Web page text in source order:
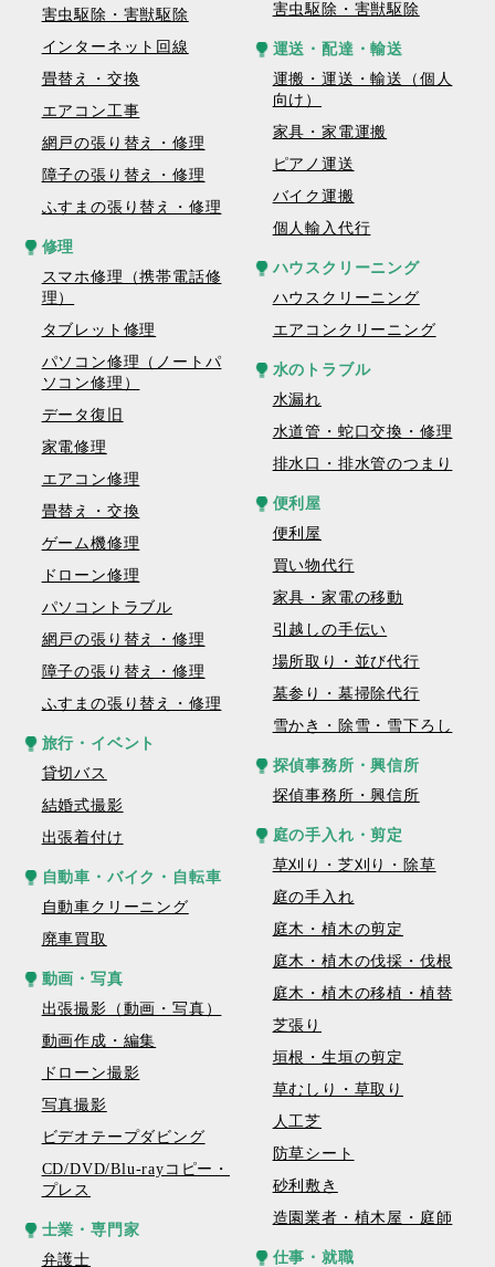
害虫駆除・害獣駆除
インターネット回線
畳替え・交換
エアコン工事
網戸の張り替え・修理
障子の張り替え・修理
ふすまの張り替え・修理
修理
スマホ修理（携帯電話修
理）
タブレット修理
パソコン修理（ノートパ
ソコン修理）
データ復旧
家電修理
エアコン修理
畳替え・交換
ゲーム機修理
ドローン修理
パソコントラブル
網戸の張り替え・修理
障子の張り替え・修理
ふすまの張り替え・修理
旅行・イベント
貸切バス
結婚式撮影
出張着付け
自動車・バイク・自転車
自動車クリーニング
廃車買取
動画・写真
出張撮影（動画・写真）
動画作成・編集
ドローン撮影
写真撮影
ビデオテープダビング
CD/DVD/Blu-rayコピー・
プレス
士業・専門家
弁護士
害虫駆除・害獣駆除
運送・配達・輸送
運搬・運送・輸送（個人
向け）
家具・家電運搬
ピアノ運送
バイク運搬
個人輸入代行
ハウスクリーニング
ハウスクリーニング
エアコンクリーニング
水のトラブル
水漏れ
水道管・蛇口交換・修理
排水口・排水管のつまり
便利屋
便利屋
買い物代行
家具・家電の移動
引越しの手伝い
場所取り・並び代行
墓参り・墓掃除代行
雪かき・除雪・雪下ろし
探偵事務所・興信所
探偵事務所・興信所
庭の手入れ・剪定
草刈り・芝刈り・除草
庭の手入れ
庭木・植木の剪定
庭木・植木の伐採・伐根
庭木・植木の移植・植替
芝張り
垣根・生垣の剪定
草むしり・草取り
人工芝
防草シート
砂利敷き
造園業者・植木屋・庭師
仕事・就職